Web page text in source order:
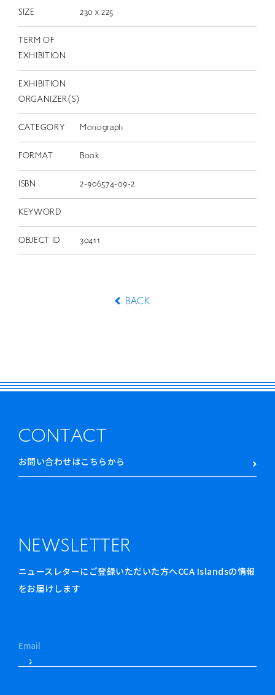
SIZE 230 x 225
TERM OF
EXHIBITION
EXHIBITION
ORGANIZER(S)
CATEGORY Monograph
FORMAT Book
ISBN 2-906574-09-2
KEYWORD
OBJECT ID 30411
BACK
CONTACT
お問い合わせはこちらから
NEWSLETTER
ニュースレターにご登録いただいた方へCCA Islandsの情報
をお届けします